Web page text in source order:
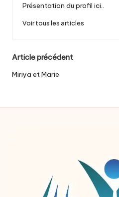
Présentation du profil ici..
Voir tous les articles
Post
navigation
Article précédent
Miriya et Marie